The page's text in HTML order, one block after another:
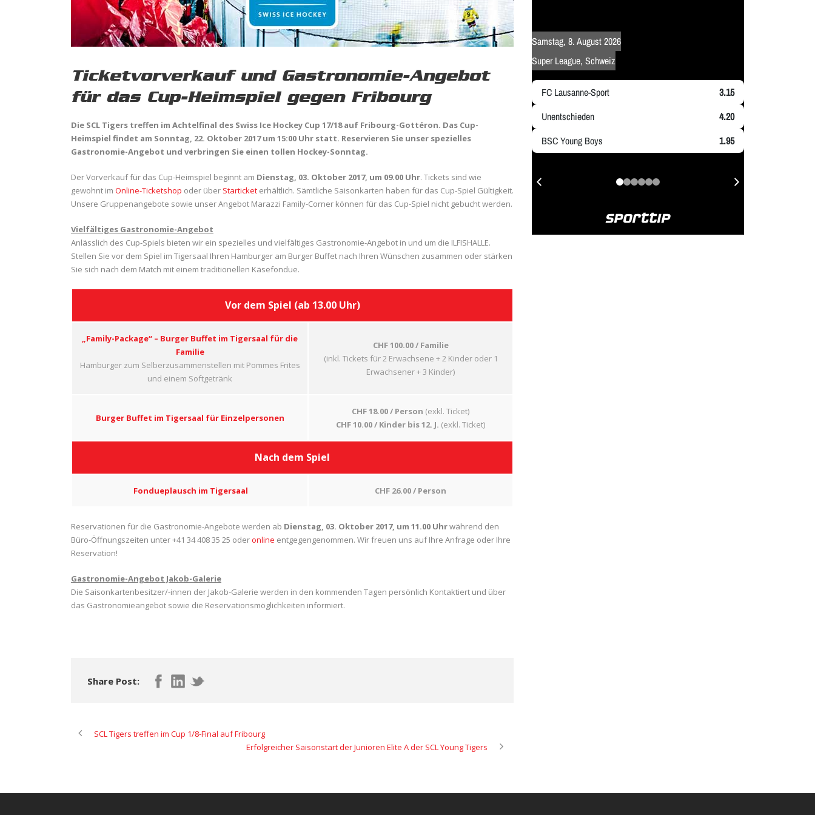
Ticketvorverkauf und Gastronomie-Angebot
für das Cup-Heimspiel gegen Fribourg
Die SCL Tigers treffen im Achtelfinal des Swiss Ice Hockey Cup 17/18 auf Fribourg-Gottéron. Das Cup-
Heimspiel findet am Sonntag, 22. Oktober 2017 um 15:00 Uhr statt. Reservieren Sie unser spezielles
Gastronomie-Angebot und verbringen Sie einen tollen Hockey-Sonntag.
Der Vorverkauf für das Cup-Heimspiel beginnt am Dienstag, 03. Oktober 2017, um 09.00 Uhr. Tickets sind wie
gewohnt im Online-Ticketshop oder über Starticket erhältlich. Sämtliche Saisonkarten haben für das Cup-Spiel Gültigkeit.
Unsere Gruppenangebote sowie unser Angebot Marazzi Family-Corner können für das Cup-Spiel nicht gebucht werden.
Vielfältiges Gastronomie-Angebot
Anlässlich des Cup-Spiels bieten wir ein spezielles und vielfältiges Gastronomie-Angebot in und um die ILFISHALLE.
Stellen Sie vor dem Spiel im Tigersaal Ihren Hamburger am Burger Buffet nach Ihren Wünschen zusammen oder stärken
Sie sich nach dem Match mit einem traditionellen Käsefondue.
Vor dem Spiel (ab 13.00 Uhr)
„Family-Package“ – Burger Buffet im Tigersaal für die
Familie
Hamburger zum Selberzusammenstellen mit Pommes Frites
und einem Softgetränk
CHF 100.00 / Familie
(inkl. Tickets für 2 Erwachsene + 2 Kinder oder 1
Erwachsener + 3 Kinder)
Burger Buffet im Tigersaal für Einzelpersonen
CHF 18.00 / Person (exkl. Ticket)
CHF 10.00 / Kinder bis 12. J. (exkl. Ticket)
Nach dem Spiel
Fondueplausch im Tigersaal CHF 26.00 / Person
Reservationen für die Gastronomie-Angebote werden ab Dienstag, 03. Oktober 2017, um 11.00 Uhrwährend den
Büro-Öffnungszeiten unter +41 34 408 35 25 oderonline entgegengenommen. Wir freuen uns auf Ihre Anfrage oder Ihre
Reservation!
Gastronomie-Angebot Jakob-Galerie
Die Saisonkartenbesitzer/-innen der Jakob-Galerie werden in den kommenden Tagen persönlich Kontaktiert und über
das Gastronomieangebot sowie die Reservationsmöglichkeiten informiert.
Share Post:
SCL Tigers treffen im Cup 1/8-Final auf Fribourg
Erfolgreicher Saisonstart der Junioren Elite A der SCL Young Tigers